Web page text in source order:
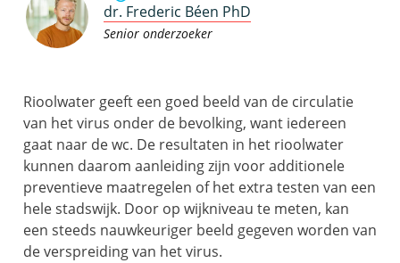
dr. Frederic Béen PhD
Senior onderzoeker
Rioolwater geeft een goed beeld van de circulatie
van het virus onder de bevolking, want iedereen
gaat naar de wc. De resultaten in het rioolwater
kunnen daarom aanleiding zijn voor additionele
preventieve maatregelen of het extra testen van een
hele stadswijk. Door op wijkniveau te meten, kan
een steeds nauwkeuriger beeld gegeven worden van
de verspreiding van het virus.